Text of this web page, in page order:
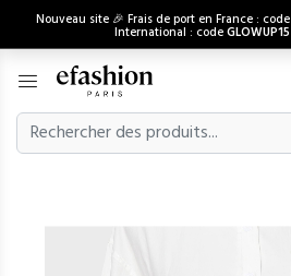
Nouveau site 🎉 Frais de port en France : code
International : codeGLOWUP15